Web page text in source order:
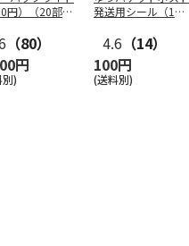
円）（20部セ
（80）
円
)
発送用シール（1個
4.6 （14）
100円
(送料別)